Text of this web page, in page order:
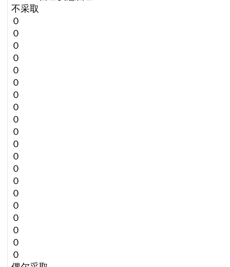
不采取
０
０
０
０
０
０
０
０
０
０
０
０
０
０
０
０
０
０
０
０